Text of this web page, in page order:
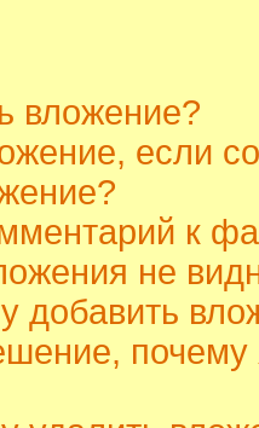
вложение?
если
к
не
добавить